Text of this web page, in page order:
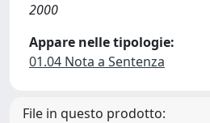
2000
Appare nelle tipologie:
01.04 Nota a Sentenza
File in questo prodotto: